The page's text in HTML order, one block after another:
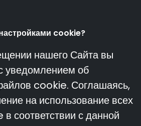
cookie?
нашего Сайта вы
уведомлением об
cookie. Соглашаясь,
на использование всех
соответствии с данной